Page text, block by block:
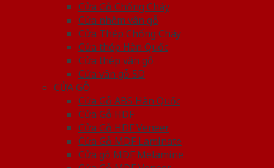
Cửa Gỗ Chống Cháy
Cửa nhôm vân gỗ
Cửa Thép Chống Cháy
Cửa thép Hàn Quốc
Cửa thép vân gỗ
Cửa vân gỗ 5D
CỬA GỖ
Cửa Gỗ ABS Hàn Quốc
Cửa Gỗ HDF
Cửa Gỗ HDF Veneer
Cửa Gỗ MDF Laminate
Cửa gỗ MDF Melamine